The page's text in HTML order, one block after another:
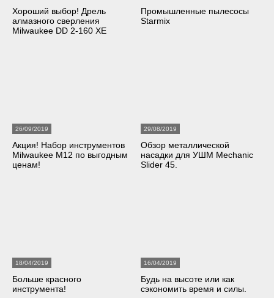
Хороший выбор! Дрель
алмазного сверления
Milwaukee DD 2-160 XE
Промышленные пылесосы
Starmix
26/09/2019
Акция! Набор инструментов
Milwaukee M12 по выгодным
ценам!
29/08/2019
Обзор металлической
насадки для УШМ Mechanic
Slider 45.
18/04/2019
Больше красного
инструмента!
16/04/2019
​Будь на высоте или как
сэкономить время и силы.